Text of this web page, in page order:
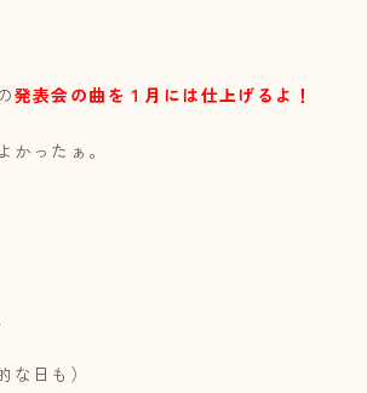
発表会の曲を１月には仕上げるよ！
かったぁ。
な日も）